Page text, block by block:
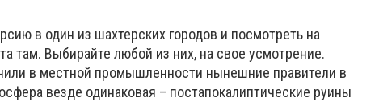
в один из шахтерских городов и посмотреть на
там. Выбирайте любой из них, на свое усмотрение.
в местной промышленности нынешние правители в
везде одинаковая – постапокалиптические руины